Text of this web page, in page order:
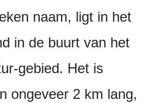
naam, ligt in het
in de buurt van het
gebied. Het is
ongeveer 2 km lang,